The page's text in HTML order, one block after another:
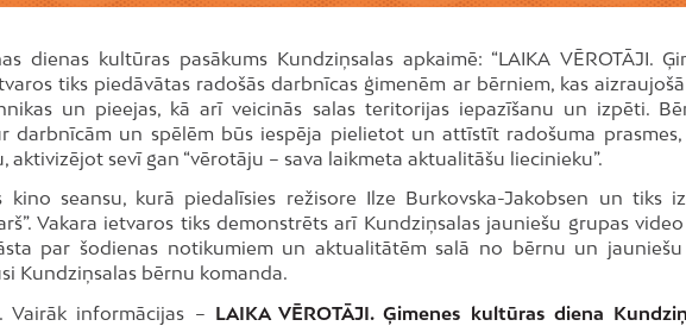
dienas kultūras pasākums Kundziņsalas apkaimē: “LAIKA VĒROTĀJI.
tiks piedāvātas radošās darbnīcas ģimenēm ar bērniem, kas
un pieejas, kā arī veicinās salas teritorijas iepazīšanu un izpēti.
darbnīcām un spēlēm būs iespēja pielietot un attīstīt radošuma
sevī gan “vērotāju – sava laikmeta aktualitāšu liecinieku”.
seansu, kurā piedalīsies režisore Ilze Burkovska-Jakobsen un tiks
Vakara ietvaros tiks demonstrēts arī Kundziņsalas jauniešu grupas
par šodienas notikumiem un aktualitātēm salā no bērnu un
Kundziņsalas bērnu komanda.
Vairāk informācijas – LAIKA VĒROTĀJI. Ģimenes kultūras diena